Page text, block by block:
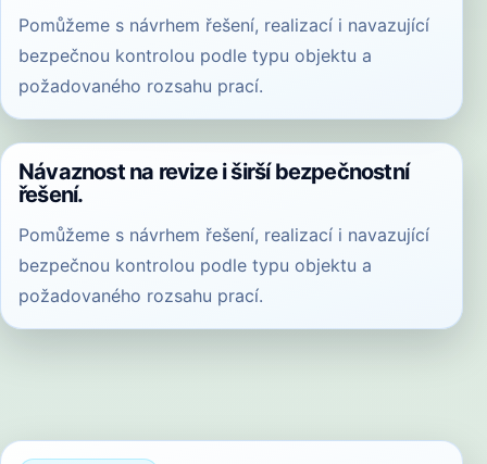
Pomůžeme s návrhem řešení, realizací i navazující
bezpečnou kontrolou podle typu objektu a
požadovaného rozsahu prací.
Návaznost na revize i širší bezpečnostní
řešení.
Pomůžeme s návrhem řešení, realizací i navazující
bezpečnou kontrolou podle typu objektu a
požadovaného rozsahu prací.